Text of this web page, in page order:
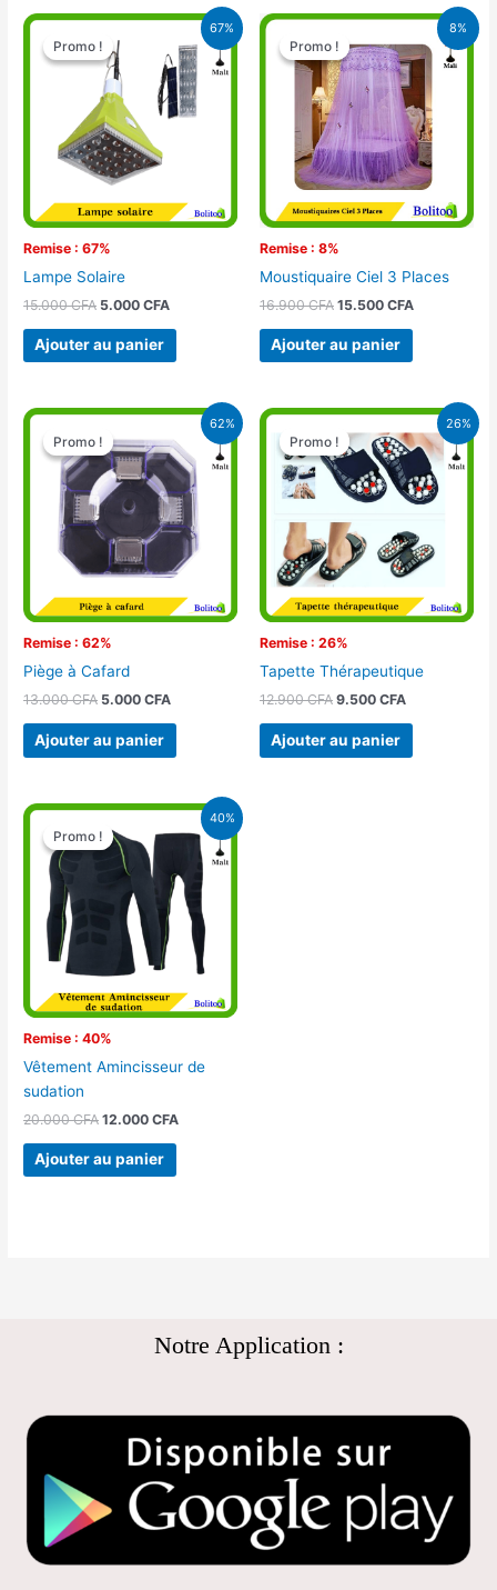
67%
Promo !
Remise : 67%
Promo !
Lampe Solaire
15.000CFA
Le
prix
initial
était :
15.000 CFA.
5.000CFA
Le
actuel
est :
5.000 CFA.
Ajouter au panier
8%
Promo !
Remise : 8%
Promo !
Moustiquaire Ciel 3 Places
16.900CFA
Le
prix
initial
était :
16.900 CFA.
15.500 CFA
Le
prix
actuel
15.500 CFA.
Ajouter au panier
62%
Promo !
Remise : 62%
Promo !
Piège à Cafard
13.000CFA
Le
prix
initial
était :
13.000 CFA.
5.000CFA
Le
actuel
est :
5.000 CFA.
Ajouter au panier
26%
Promo !
Remise : 26%
Promo !
Tapette Thérapeutique
12.900CFA
Le
prix
initial
était :
12.900 CFA.
9.500 CFA
Le
prix
actuel
est :
9.500 CFA.
Ajouter au panier
40%
Promo !
Remise : 40%
Promo !
Vêtement Amincisseur de
sudation
20.000CFA
Le
prix
initial
était :
20.000 CFA.
12.000CFA
Le
prix
actuel
est :
12.000 CFA.
Ajouter au panier
Notre Application :